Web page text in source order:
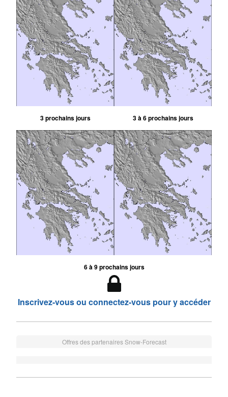
3 prochains jours 3 à 6 prochains jours
6 à 9 prochains jours
Inscrivez-vous ou connectez-vous pour y accéder
Offres des partenaires Snow-Forecast